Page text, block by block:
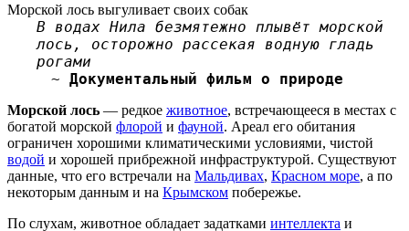
Морской лось выгуливает своих собак
В водах Нила безмятежно плывёт морской
лось, осторожно рассекая водную гладь
рогами
~ Документальный фильм о природе
Морской лось — редкое животное, встречающееся в местах с
богатой морской флорой и фауной. Ареал его обитания
ограничен хорошими климатическими условиями, чистой
водой и хорошей прибрежной инфраструктурой. Существуют
данные, что его встречали на Мальдивах, Красном море, а по
некоторым данным и на Крымском побережье.
По слухам, животное обладает задатками интеллекта и